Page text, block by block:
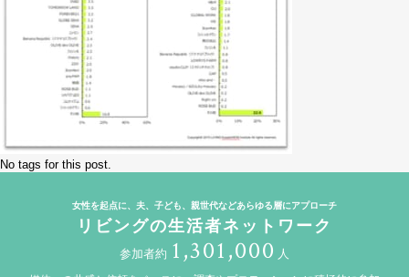
No tags for this post.
女性を起点に、夫、子ども、親世代などあらゆる層にアプローチ
リビングの生活者ネットワーク
参加者約 1,301,000 人